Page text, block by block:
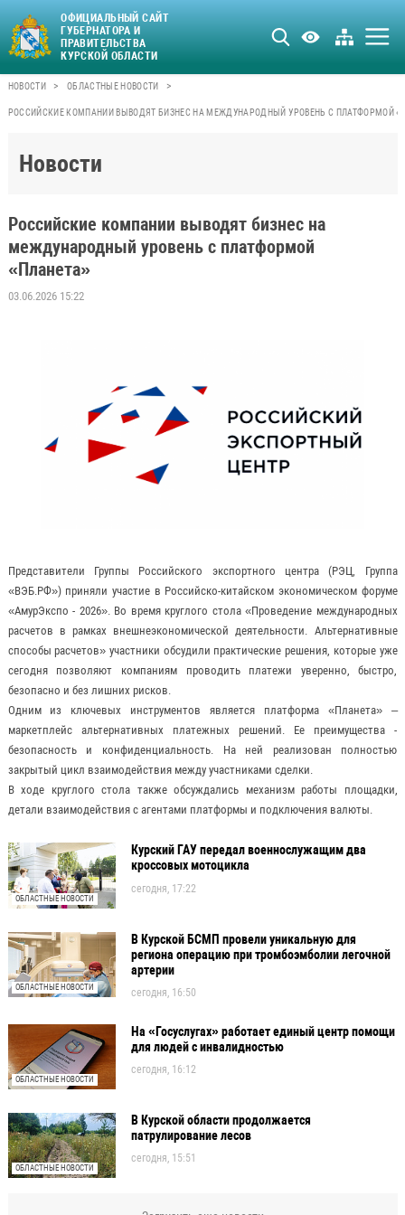
ОФИЦИАЛЬНЫЙ САЙТ
ГУБЕРНАТОРА И
ПРАВИТЕЛЬСТВА
КУРСКОЙ ОБЛАСТИ
НОВОСТИ > ОБЛАСТНЫЕ НОВОСТИ >
РОССИЙСКИЕ КОМПАНИИ ВЫВОДЯТ БИЗНЕС НА МЕЖДУНАРОДНЫЙ УРОВЕНЬ С ПЛАТФОРМОЙ
Новости
Российские компании выводят бизнес на
международный уровень с платформой
«Планета»
03.06.2026 15:22
Представители Группы Российского экспортного центра (РЭЦ, Группа
«ВЭБ.РФ») приняли участие в Российско-китайском экономическом форуме
«АмурЭкспо - 2026». Во время круглого стола «Проведение международных
расчетов в рамках внешнеэкономической деятельности. Альтернативные
способы расчетов» участники обсудили практические решения, которые уже
сегодня позволяют компаниям проводить платежи уверенно, быстро,
безопасно и без лишних рисков.
Одним из ключевых инструментов является платформа «Планета» –
маркетплейс альтернативных платежных решений. Ее преимущества -
безопасность и конфиденциальность. На ней реализован полностью
закрытый цикл взаимодействия между участниками сделки.
В ходе круглого стола также обсуждались механизм работы площадки,
детали взаимодействия с агентами платформы и подключения валюты.
ОБЛАСТНЫЕ НОВОСТИ
Курский ГАУ передал военнослужащим два
кроссовых мотоцикла
сегодня, 17:22
ОБЛАСТНЫЕ НОВОСТИ
В Курской БСМП провели уникальную для
региона операцию при тромбоэмболии легочной
артерии
сегодня, 16:50
ОБЛАСТНЫЕ НОВОСТИ
На «Госуслугах» работает единый центр помощи
для людей с инвалидностью
сегодня, 16:12
ОБЛАСТНЫЕ НОВОСТИ
В Курской области продолжается
патрулирование лесов
сегодня, 15:51